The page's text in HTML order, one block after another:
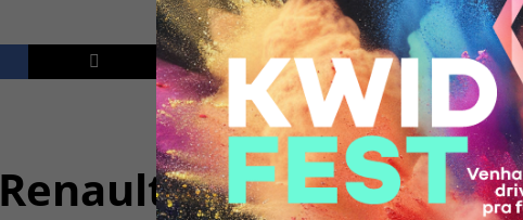
Renault Duster Intense